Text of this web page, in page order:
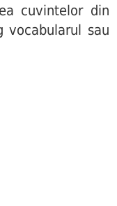
cuvintelor din
vocabularul sau